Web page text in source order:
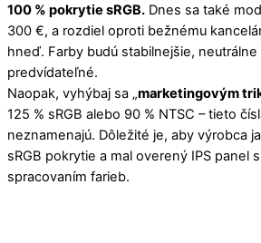
100 % pokrytie sRGB. Dnes sa také
300 €, a rozdiel oproti bežnému
hneď. Farby budú stabilnejšie, neutrálne
predvídateľné.
Naopak, vyhýbaj sa „marketingovým
125 % sRGB alebo 90 % NTSC – tieto
neznamenajú. Dôležité je, aby výrobca
sRGB pokrytie a mal overený IPS panel
spracovaním farieb.